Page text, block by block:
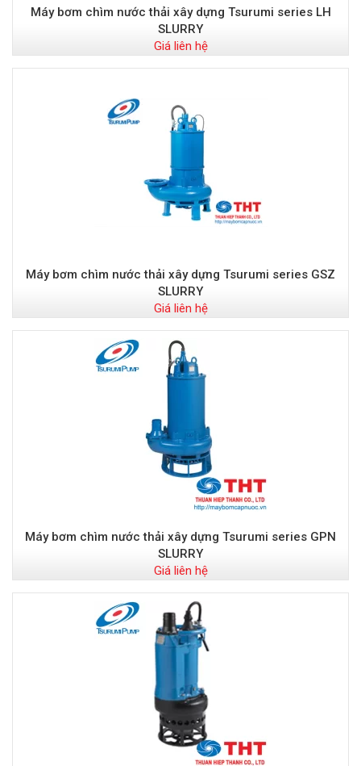
Máy bơm chìm nước thải xây dựng Tsurumi series LH
SLURRY
Giá liên hệ
Máy bơm chìm nước thải xây dựng Tsurumi series GSZ
SLURRY
Giá liên hệ
Máy bơm chìm nước thải xây dựng Tsurumi series GPN
SLURRY
Giá liên hệ